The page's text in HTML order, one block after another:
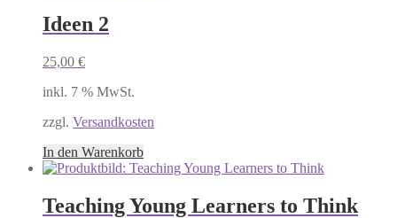
Ideen 2
25,00 €
inkl. 7 % MwSt.
zzgl. Versandkosten
In den Warenkorb
Teaching Young Learners to Think